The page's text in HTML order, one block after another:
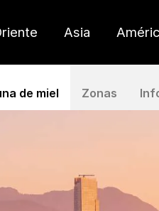
Asia
de miel Zonas